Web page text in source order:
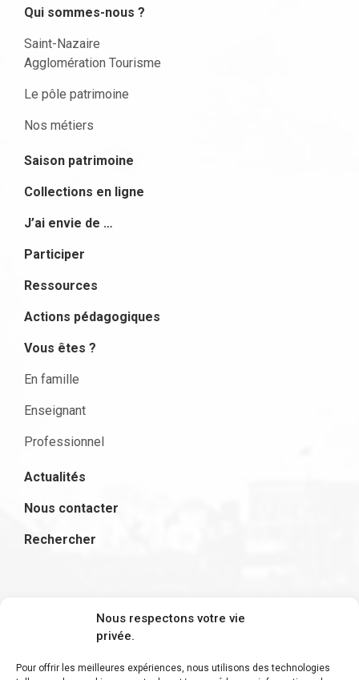
Nous respectons votre vie
privée.
Pour offrir les meilleures expériences, nous utilisons des technologies
Qui sommes-nous ?
Saint-Nazaire
Agglomération Tourisme
Le pôle patrimoine
Nos métiers
Saison patrimoine
Collections en ligne
J’ai envie de …
Participer
Ressources
Actions pédagogiques
Vous êtes ?
En famille
Enseignant
Professionnel
Actualités
Nous contacter
Rechercher
S'inscrire à la newsletter